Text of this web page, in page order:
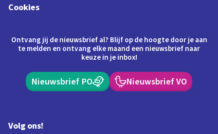
Cookies
Ontvang jij de nieuwsbrief al? Blijf op de hoogte door je aan
te melden en ontvang elke maand een nieuwsbrief naar
keuze in je inbox!
Nieuwsbrief PO Nieuwsbrief VO
Volg ons!